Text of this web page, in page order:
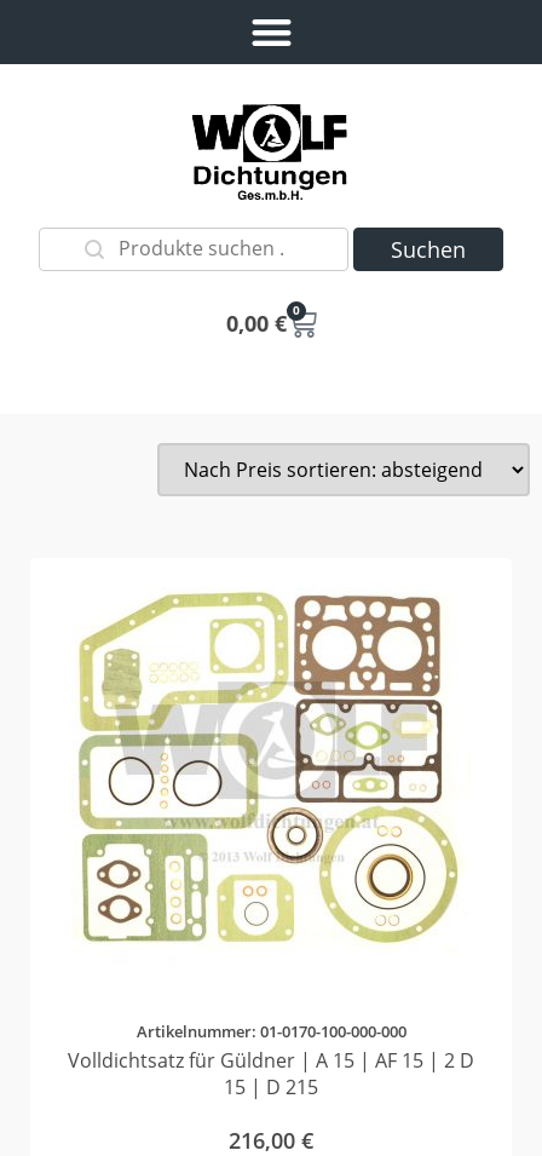
Suchen
0,00 € 0
Artikelnummer: 01-0170-100-000-000
Volldichtsatz für Güldner | A 15 | AF 15 | 2 D
15 | D 215
216,00 €